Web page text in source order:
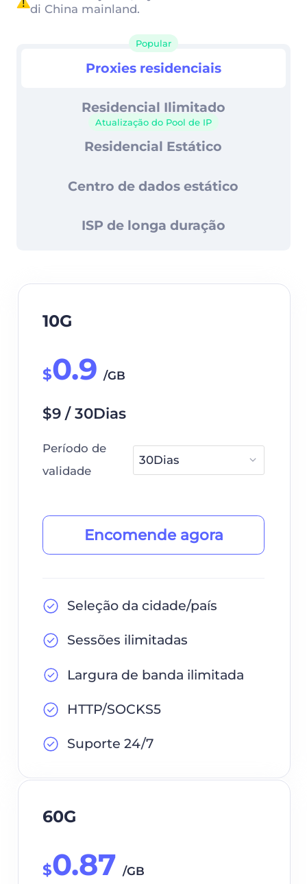
Controle avançado de sessão
99,67% de taxa de sucesso
Suporte 24/7
di China mainland.
Proxies residenciais
Popular
Residencial Ilimitado
Residencial Estático
Atualização do Pool de IP
Centro de dados estático
ISP de longa duração
Proxies residenciais
10G
$0.9 /GB
$9 / 30Dias
Período de
validade
Encomende agora
Seleção da cidade/país
Sessões ilimitadas
Largura de banda ilimitada
HTTP/SOCKS5
Suporte 24/7
60G
$0.87 /GB